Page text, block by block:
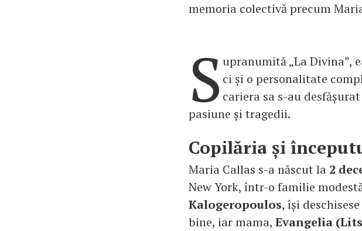
memoria colectivă precum
S upranumită „La Divina”,
ci și o personalitate
cariera sa s-au
pasiune și tragedii.
Copilăria și
Maria Callas s-a născut la 2
New York, într-o familie
Kalogeropoulos, își
bine, iar mama, Evangelia